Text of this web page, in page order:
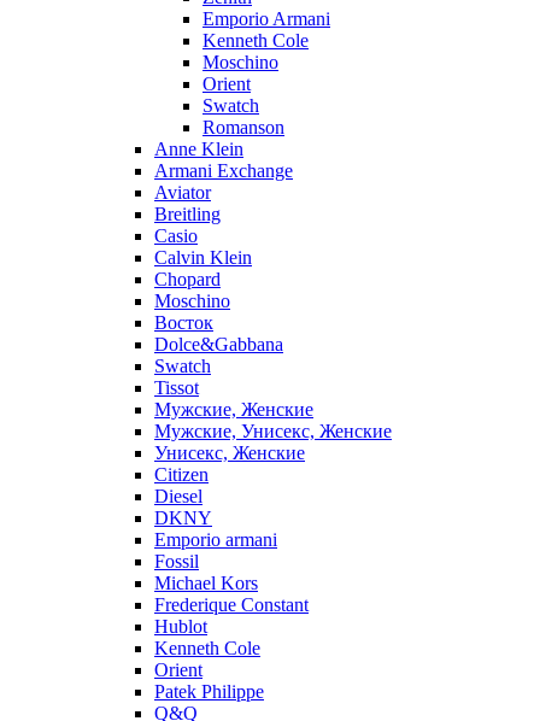
Emporio Armani
Kenneth Cole
Moschino
Orient
Swatch
Romanson
Anne Klein
Armani Exchange
Aviator
Breitling
Casio
Calvin Klein
Chopard
Moschino
Восток
Dolce&Gabbana
Swatch
Tissot
Мужские, Женские
Мужские, Унисекс, Женские
Унисекс, Женские
Citizen
Diesel
DKNY
Emporio armani
Fossil
Michael Kors
Frederique Constant
Hublot
Kenneth Cole
Orient
Patek Philippe
Q&Q